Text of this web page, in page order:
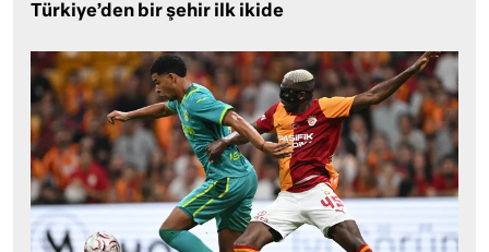
Türkiye’den bir şehir ilk ikide